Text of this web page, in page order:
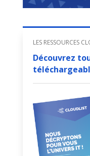
LES RESSOURCES
Découvrez